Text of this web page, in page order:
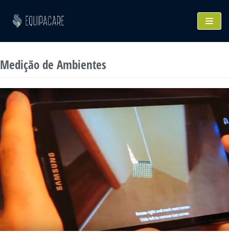
para
Medição de Ambientes